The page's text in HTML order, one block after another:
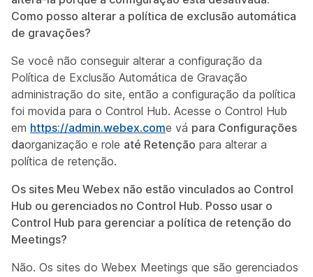
Como posso alterar a política de exclusão automática
de gravações?
Se você não conseguir alterar a configuração da
Política de Exclusão Automática de Gravação
administração do site, então a configuração da política
foi movida para o Control Hub. Acesse o Control Hub
em https://admin.webex.come vá para Configurações
daorganização e role até Retenção para alterar a
política de retenção.
Os sites Meu Webex não estão vinculados ao Control
Hub ou gerenciados no Control Hub. Posso usar o
Control Hub para gerenciar a política de retenção do
Meetings?
Não. Os sites do Webex Meetings que são gerenciados